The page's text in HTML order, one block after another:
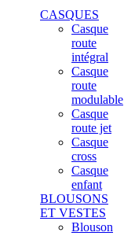
CASQUES
Casque
route
intégral
Casque
route
modulable
Casque
route jet
Casque
cross
Casque
enfant
BLOUSONS
ET VESTES
Blouson